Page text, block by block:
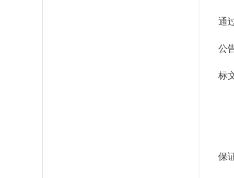
通
公
标
保